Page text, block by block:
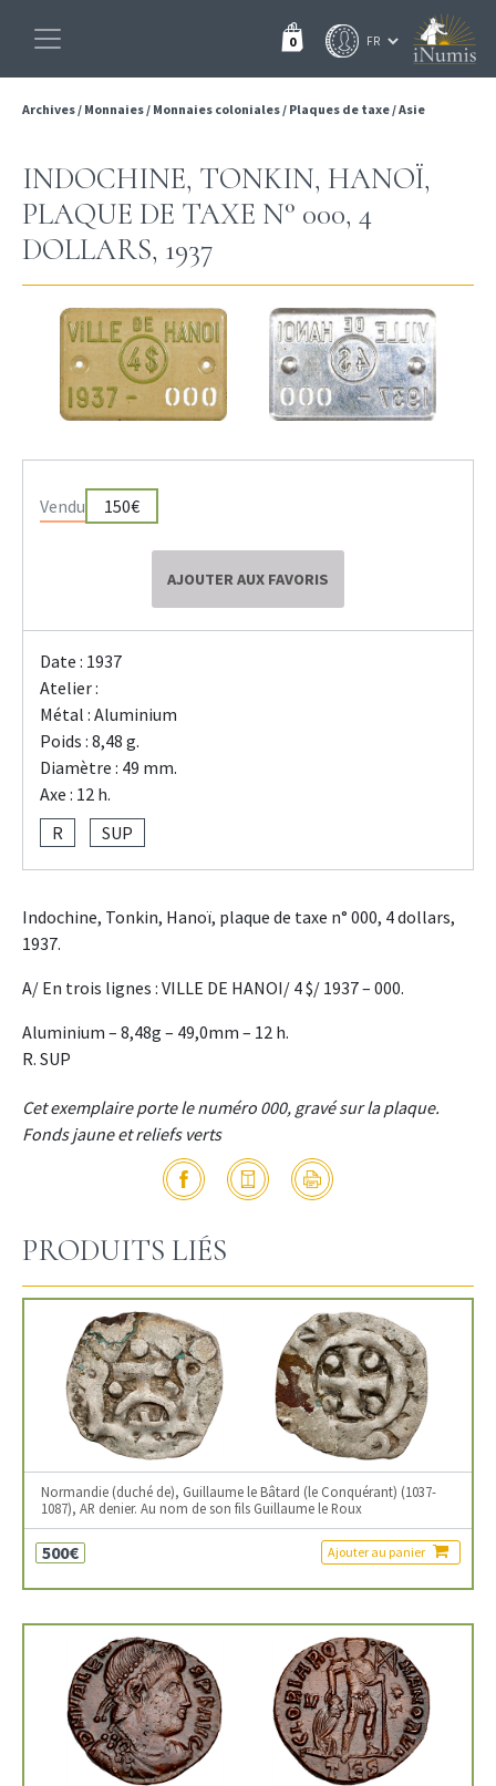
0
Archives/ Monnaies/ Monnaies coloniales/ Plaques de taxe/Asie
INDOCHINE, TONKIN, HANOÏ,
PLAQUE DE TAXE N° 000, 4
DOLLARS, 1937
Vendu 150€
AJOUTER AUX FAVORIS
Date : 1937
Atelier :
Métal : Aluminium
Poids : 8,48 g.
Diamètre : 49 mm.
Axe : 12 h.
R
SUP
Indochine, Tonkin, Hanoï, plaque de taxe n° 000, 4 dollars,
1937.
A/ En trois lignes : VILLE DE HANOI/ 4 $/ 1937 – 000.
Aluminium – 8,48g – 49,0mm – 12 h.
R. SUP
Cet exemplaire porte le numéro 000, gravé sur la plaque.
Fonds jaune et reliefs verts
PRODUITS LIÉS
Normandie (duché de), Guillaume le Bâtard (le Conquérant) (1037-
1087), AR denier. Au nom de son fils Guillaume le Roux
500€ Ajouter au panier